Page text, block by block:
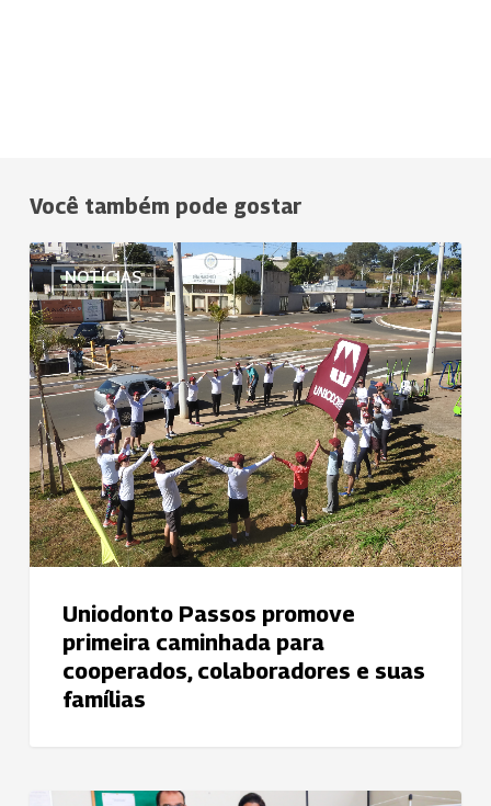
Você também pode gostar
NOTÍCIAS
Uniodonto
Passos
promove
primeira
caminhada
para
cooperados,
colaboradores
e
suas
famílias
Uniodonto Passos promove
primeira caminhada para
cooperados, colaboradores e suas
famílias